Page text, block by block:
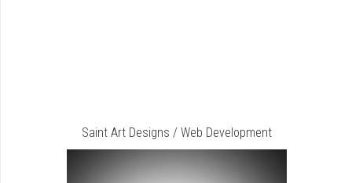
Saint Art Designs / Web Development